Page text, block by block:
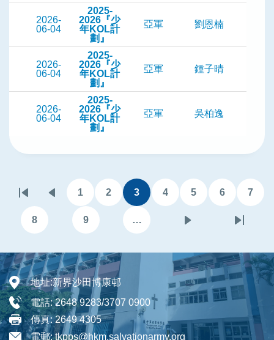
2026-
06-04
2025-
2026『少
年KOL計
劃』
亞軍 劉恩楠
2026-
06-04
2025-
2026『少
年KOL計
劃』
亞軍 鍾子晴
2026-
06-04
2025-
2026『少
年KOL計
劃』
亞軍 吳柏逸
Pagination
First
page
Previous
page
面
1
頁
2
目
頁
面
3 4
頁
5 6
頁
7
頁
8 9 …
頁
Last
地址:新界沙田博康邨
電話:2648 9283/3707 0900
傳真:2649 4305
電郵:tkpps@hkm.salvationarmy.org